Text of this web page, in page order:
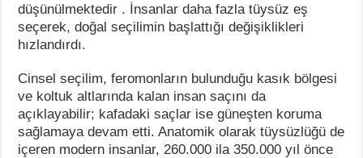
düşünülmektedir . İnsanlar daha fazla tüysüz eş
seçerek, doğal seçilimin başlattığı değişiklikleri
hızlandırdı.
Cinsel seçilim, feromonların bulunduğu kasık bölgesi
ve koltuk altlarında kalan insan saçını da
açıklayabilir; kafadaki saçlar ise güneşten koruma
sağlamaya devam etti. Anatomik olarak tüysüzlüğü de
içeren modern insanlar, 260.000 ila 350.000 yıl önce